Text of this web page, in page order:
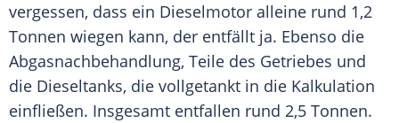
vergessen, dass ein Dieselmotor alleine rund 1,2
Tonnen wiegen kann, der entfällt ja. Ebenso die
Abgasnachbehandlung, Teile des Getriebes und
die Dieseltanks, die vollgetankt in die Kalkulation
einfließen. Insgesamt entfallen rund 2,5 Tonnen.